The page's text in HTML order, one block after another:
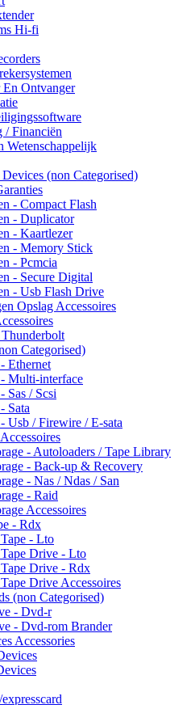
Hi-fi
En Ontvanger
/ Financiën
Wetenschappelijk
(non Categorised)
- Compact Flash
- Duplicator
- Kaartlezer
- Memory Stick
- Pcmcia
- Secure Digital
- Usb Flash Drive
Opslag Accessoires
Categorised)
Ethernet
Multi-interface
Sas / Scsi
Sata
Usb / Firewire / E-sata
- Autoloaders / Tape Library
- Back-up & Recovery
- Nas / Ndas / San
- Raid
Accessoires
- Rdx
- Lto
Drive - Lto
Drive - Rdx
Drive Accessoires
(non Categorised)
- Dvd-r
- Dvd-rom Brander
Accessories